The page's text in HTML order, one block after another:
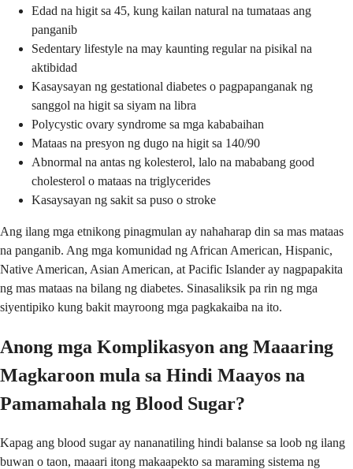
Edad na higit sa 45, kung kailan natural na tumataas ang
panganib
Sedentary lifestyle na may kaunting regular na pisikal na
aktibidad
Kasaysayan ng gestational diabetes o pagpapanganak ng
sanggol na higit sa siyam na libra
Polycystic ovary syndrome sa mga kababaihan
Mataas na presyon ng dugo na higit sa 140/90
Abnormal na antas ng kolesterol, lalo na mababang good
cholesterol o mataas na triglycerides
Kasaysayan ng sakit sa puso o stroke
Ang ilang mga etnikong pinagmulan ay nahaharap din sa mas mataas
na panganib. Ang mga komunidad ng African American, Hispanic,
Native American, Asian American, at Pacific Islander ay nagpapakita
ng mas mataas na bilang ng diabetes. Sinasaliksik pa rin ng mga
siyentipiko kung bakit mayroong mga pagkakaiba na ito.
Anong mga Komplikasyon ang Maaaring
Magkaroon mula sa Hindi Maayos na
Pamamahala ng Blood Sugar?
Kapag ang blood sugar ay nananatiling hindi balanse sa loob ng ilang
buwan o taon, maaari itong makaapekto sa maraming sistema ng